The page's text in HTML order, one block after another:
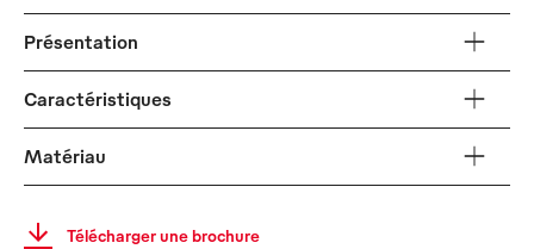
Présentation
Caractéristiques
Matériau
Télécharger une brochure